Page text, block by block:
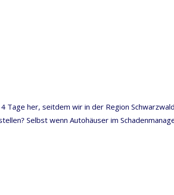
her, seitdem wir in der Region
Selbst wenn Autohäuser im